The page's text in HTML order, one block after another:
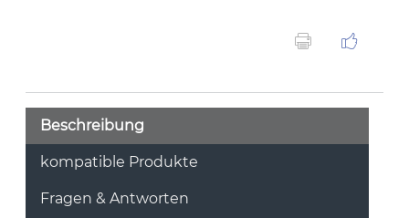
Beschreibung
kompatible Produkte
Fragen & Antworten